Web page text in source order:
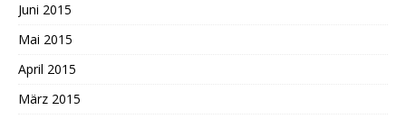
Juni 2015
Mai 2015
April 2015
März 2015